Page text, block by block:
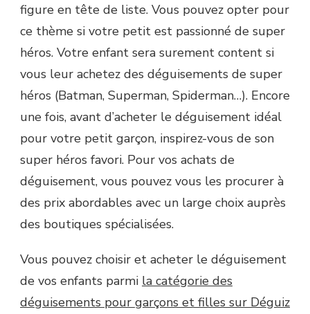
figure en tête de liste. Vous pouvez opter pour
ce thème si votre petit est passionné de super
héros. Votre enfant sera surement content si
vous leur achetez des déguisements de super
héros (Batman, Superman, Spiderman…). Encore
une fois, avant d’acheter le déguisement idéal
pour votre petit garçon, inspirez-vous de son
super héros favori. Pour vos achats de
déguisement, vous pouvez vous les procurer à
des prix abordables avec un large choix auprès
des boutiques spécialisées.
Vous pouvez choisir et acheter le déguisement
de vos enfants parmi la catégorie des
déguisements pour garçons et filles sur Déguiz